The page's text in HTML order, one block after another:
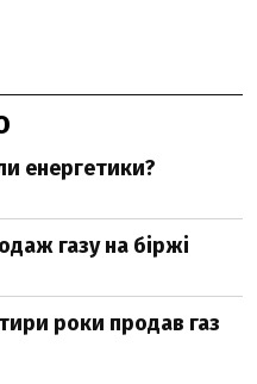
енергетики?
газу на біржі
роки продав газ